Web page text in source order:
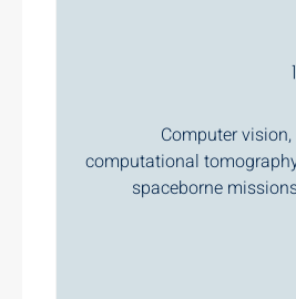
Computer
computational
spaceborne